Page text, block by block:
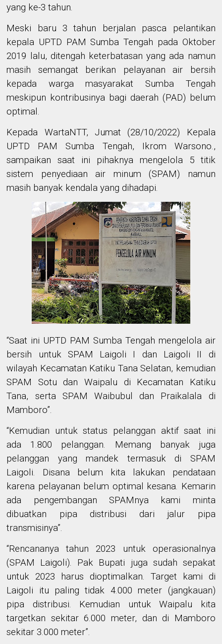
yang ke-3 tahun.
Meski baru 3 tahun berjalan pasca pelantikan
kepala UPTD PAM Sumba Tengah pada Oktober
2019 lalu, ditengah keterbatasan yang ada namun
masih semangat berikan pelayanan air bersih
kepada warga masyarakat Sumba Tengah
meskipun kontribusinya bagi daerah (PAD) belum
optimal.
Kepada WartaNTT, Jumat (28/10/2022) Kepala
UPTD PAM Sumba Tengah, Ikrom Warsono.,
sampaikan saat ini pihaknya mengelola 5 titik
sistem penyediaan air minum (SPAM) namun
masih banyak kendala yang dihadapi.
“Saat ini UPTD PAM Sumba Tengah mengelola air
bersih untuk SPAM Laigoli I dan Laigoli II di
wilayah Kecamatan Katiku Tana Selatan, kemudian
SPAM Sotu dan Waipalu di Kecamatan Katiku
Tana, serta SPAM Waibubul dan Praikalala di
Mamboro”.
“Kemudian untuk status pelanggan aktif saat ini
ada 1.800 pelanggan. Memang banyak juga
pelanggan yang mandek termasuk di SPAM
Laigoli. Disana belum kita lakukan pendataan
karena pelayanan belum optimal kesana. Kemarin
ada pengembangan SPAMnya kami minta
dibuatkan pipa distribusi dari jalur pipa
transmisinya”.
“Rencananya tahun 2023 untuk operasionalnya
(SPAM Laigoli). Pak Bupati juga sudah sepakat
untuk 2023 harus dioptimalkan. Target kami di
Laigoli itu paling tidak 4.000 meter (jangkauan)
pipa distribusi. Kemudian untuk Waipalu kita
targetkan sekitar 6.000 meter, dan di Mamboro
sekitar 3.000 meter”.